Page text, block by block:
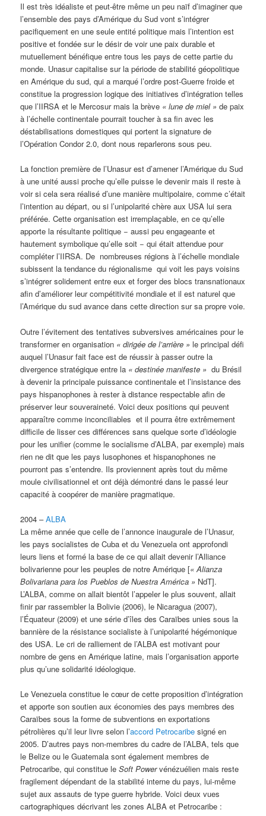
Il est très idéaliste et peut-être même un peu naïf d’imaginer que
l’ensemble des pays d’Amérique du Sud vont s’intégrer
pacifiquement en une seule entité politique mais l’intention est
positive et fondée sur le désir de voir une paix durable et
mutuellement bénéfique entre tous les pays de cette partie du
monde. Unasur capitalise sur la période de stabilité géopolitique
en Amérique du sud, qui a marqué l’ordre post-Guerre froide et
constitue la progression logique des initiatives d’intégration telles
que l’IIRSA et le Mercosur mais la brève «lune de miel » de paix
à l’échelle continentale pourrait toucher à sa fin avec les
déstabilisations domestiques qui portent la signature de
l’Opération Condor 2.0, dont nous reparlerons sous peu.
La fonction première de l’Unasur est d’amener l’Amérique du Sud
à une unité aussi proche qu’elle puisse le devenir mais il reste à
voir si cela sera réalisé d’une manière multipolaire, comme c’était
l’intention au départ, ou si l’unipolarité chère aux USA lui sera
préférée. Cette organisation est irremplaçable, en ce qu’elle
apporte la résultante politique − aussi peu engageante et
hautement symbolique qu’elle soit − qui était attendue pour
compléter l’IIRSA. De nombreuses régions à l’échelle mondiale
subissent la tendance du régionalisme qui voit les pays voisins
s’intégrer solidement entre eux et forger des blocs transnationaux
afin d’améliorer leur compétitivité mondiale et il est naturel que
l’Amérique du sud avance dans cette direction sur sa propre voie.
Outre l’évitement des tentatives subversives américaines pour le
transformer en organisation «dirigée de l’arrière » le principal défi
auquel l’Unasur fait face est de réussir à passer outre la
divergence stratégique entre la «destinée manifeste » du Brésil
à devenir la principale puissance continentale et l’insistance des
pays hispanophones à rester à distance respectable afin de
préserver leur souveraineté. Voici deux positions qui peuvent
apparaître comme inconciliables et il pourra être extrêmement
difficile de lisser ces différences sans quelque sorte d’idéologie
pour les unifier (comme le socialisme d’ALBA, par exemple) mais
rien ne dit que les pays lusophones et hispanophones ne
pourront pas s’entendre. Ils proviennent après tout du même
moule civilisationnel et ont déjà démontré dans le passé leur
capacité à coopérer de manière pragmatique.
2004 –ALBA
La même année que celle de l’annonce inaugurale de l’Unasur,
les pays socialistes de Cuba et du Venezuela ont approfondi
leurs liens et formé la base de ce qui allait devenir l’Alliance
bolivarienne pour les peuples de notre Amérique [«Alianza
Bolivariana para los Pueblos de Nuestra América » NdT].
L’ALBA, comme on allait bientôt l’appeler le plus souvent, allait
finir par rassembler la Bolivie (2006), le Nicaragua (2007),
l’Équateur (2009) et une série d’îles des Caraïbes unies sous la
bannière de la résistance socialiste à l’unipolarité hégémonique
des USA. Le cri de ralliement de l’ALBA est motivant pour
nombre de gens en Amérique latine, mais l’organisation apporte
plus qu’une solidarité idéologique.
Le Venezuela constitue le cœur de cette proposition d’intégration
et apporte son soutien aux économies des pays membres des
Caraïbes sous la forme de subventions en exportations
pétrolières qu’il leur livre selon l’accord Petrocaribe signé en
2005. D’autres pays non-membres du cadre de l’ALBA, tels que
le Belize ou le Guatemala sont également membres de
Petrocaribe, qui constitue leSoft Powervénézuélien mais reste
fragilement dépendant de la stabilité interne du pays, lui-même
sujet aux assauts de type guerre hybride. Voici deux vues
cartographiques décrivant les zones ALBA et Petrocaribe :